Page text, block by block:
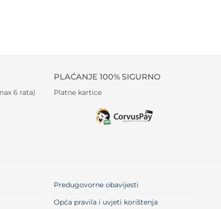
6 rata)
PLAĆANJE 100% SIGURNO
Platne kartice
Predugovorne obavijesti
Opća pravila i uvjeti korištenja